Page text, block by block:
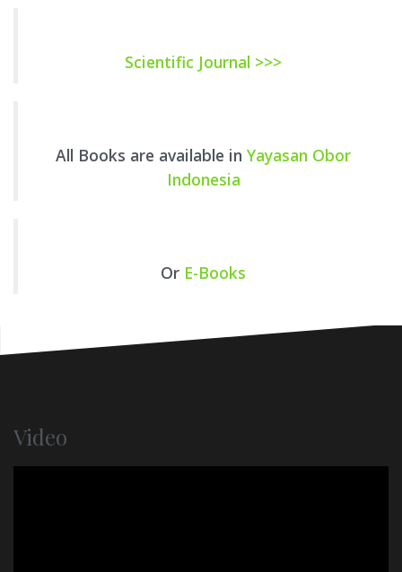
Scientific Journal >>>
All Books are available in Yayasan Obor
Indonesia
Or E-Books
Video